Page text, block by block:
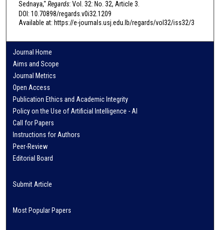
Sednaya," Regards: Vol. 32: No. 32, Article 3.
DOI: 10.70898/regards.v0i32.1209
Available at: https://e-journals.usj.edu.lb/regards/vol32/iss32/3
Journal Home
Aims and Scope
Journal Metrics
Open Access
Publication Ethics and Academic Integrity
Policy on the Use of Artificial Intelligence - AI
Call for Papers
Instructions for Authors
Peer-Review
Editorial Board
Submit Article
Most Popular Papers